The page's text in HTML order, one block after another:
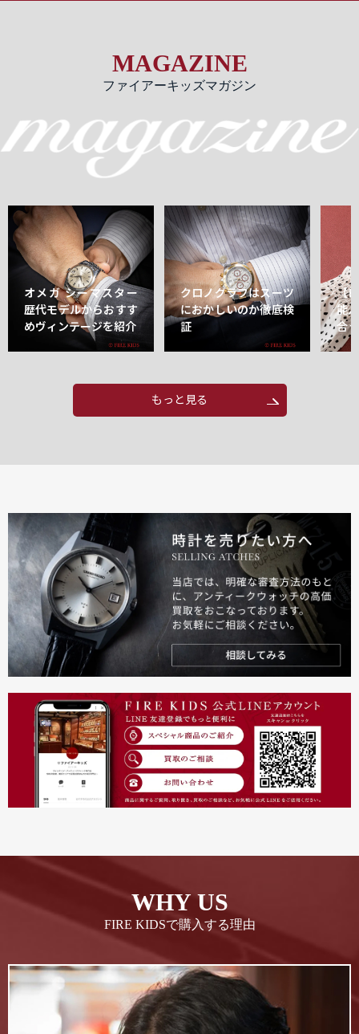
MAGAZINE
ファイアーキッズマガジン
オメガ シーマスター
歴代モデルからおすす
めヴィンテージを紹介
クロノグラフはスーツ
におかしいのか徹底検
証
【
能
合
もっと見る
WHY US
FIRE KIDSで購入する理由